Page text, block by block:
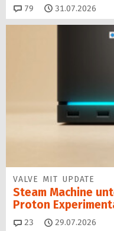
79 Kommentare
31.07.2026
VALVE MIT UPDATE
Steam Machine
Proton
23 Kommentare
29.07.2026